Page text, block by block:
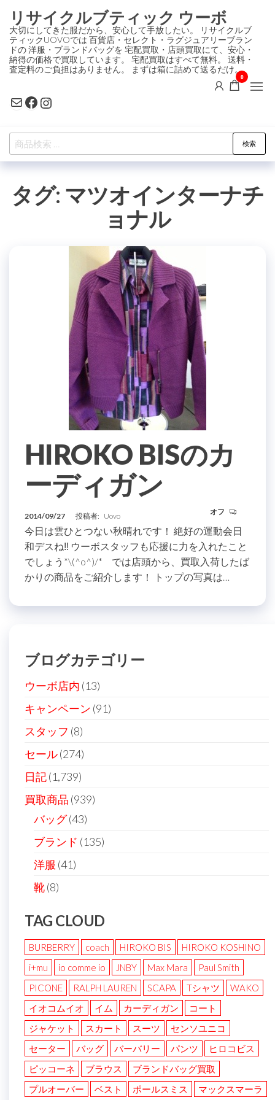
ン
テ
ン
ツ
プ
リサイクルブティック ウーボ
大切にしてきた服だから、安心して手放したい。 リサイクルブ
ティックUOVOでは 百貨店・セレクト・ラグジュアリーブラン
ドの 洋服・ブランドバッグを 宅配買取・店頭買取にて、安心・
納得の価格で買取しています。 宅配買取はすべて無料。 送料・
査定料のご負担はありません。 まずは箱に詰めて送るだけ。
MailFacebook
Instagram
0
検
索
象:
検索
タグ: マツオインターナチ
ョナル
HIROKO BISのカ
ーディガン
2014/09/27 投稿者: Uovo オフ
今日は雲ひとつない秋晴れです！ 絶好の運動会日
和デスね‼ ウーボスタッフも応援に力を入れたこと
でしょう*\(^o^)/* では店頭から、買取入荷したば
かりの商品をご紹介します！ トップの写真は…
ブログカテゴリー
ウーボ店内 (13)
キャンペーン (91)
スタッフ (8)
セール(274)
日記(1,739)
買取商品 (939)
バッグ(43)
ブランド (135)
洋服 (41)
靴(8)
TAG CLOUD
BURBERRY coach HIROKO BIS
HIROKO KOSHINO
i+mu
io comme io JNBY Max Mara
Paul Smith
PICONE
RALPH LAUREN SCAPA Tシャツ
WAKO
イオコムイオ
イム カーディガン
コート
ジャケット
スカート スーツ
センソユニコ
セーター
バッグ バーバリー パンツ
ヒロコビス
ピッコーネ
ブラウス
ブランドバッグ買取
プルオーバー
ベスト ポールスミス マックスマーラ